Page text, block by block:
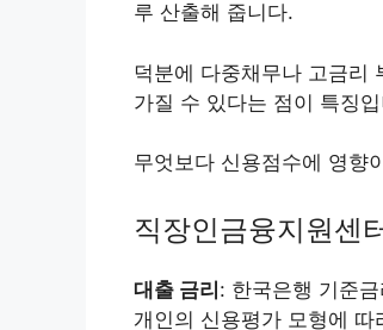
루 산출해 줍니다.
덕분에 다중채무나 고금리
가질 수 있다는 점이 특징
무엇보다 신용점수에 영향
직장인금융지원센
대출 금리: 한국은행 기준
개인의 신용평가 모형에